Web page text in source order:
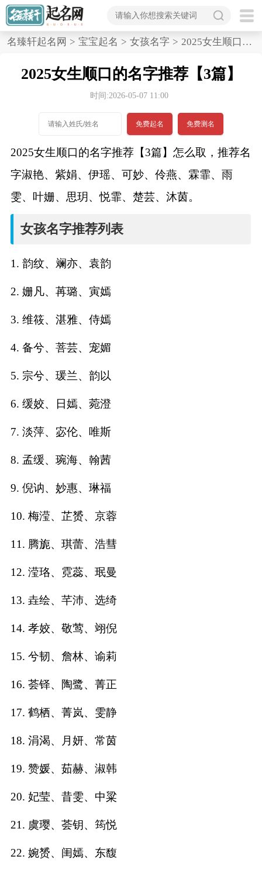
首
名
女孩名字
名
字
男孩名字打分
女孩名字打分
生
肖
起
名
典
名臻轩起名网 > 宝宝起名 > 女孩名字 > 2025女生顺口的名字推荐,3篇
2025女生顺口的名字推荐【3篇】
时间:2026-05-07 11:00
免费起名 免费测名
2025女生顺口的名字推荐【3篇】怎么取，推荐名
字淑艳、紫娟、伊瑶、可妙、伶燕、霖霏、雨
雯、叶姗、思玥、悦霏、楚芸、沐茵。
女孩名字推荐列表
1. 韵纹、斓亦、袁韵
2. 姗凡、苒璐、寅嫣
3. 维筱、湛雅、侍嫣
4. 备兮、菩芸、宠媚
5. 宗兮、瑗兰、韵以
6. 缓姣、日嫣、菀澄
7. 淡萍、宓伦、唯斯
8. 孟缓、琬海、翰茜
9. 倪讷、妙惠、琳福
10. 梅滢、芷赟、京蓉
11. 腾旎、琪蕾、浩彗
12. 滢珞、霓蕊、珉曼
13. 垚绘、芊沛、选绮
14. 孝姣、敬莺、翊倪
15. 兮韧、詹林、谕莉
16. 荟铎、陶鹭、菁正
17. 鹤栖、菁岚、雯静
18. 涓渴、月妍、常茵
19. 赞媛、茹赫、淑韩
20. 妃莹、昔雯、中粱
21. 虞璎、荟钥、筠悦
22. 婉赟、闺嫣、东馥